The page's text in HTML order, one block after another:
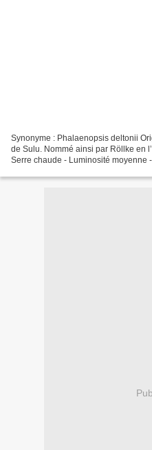
Synonyme : Phalaenopsis deltonii
de Sulu. Nommé ainsi par Röllke en
Serre chaude - Luminosité moyenne